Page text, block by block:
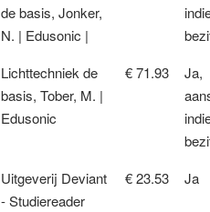
de basis, Jonker,
N. | Edusonic |
Lichttechniek de
basis, Tober, M. |
Edusonic
€ 71.93
Ja,
Uitgeverij Deviant
- Studiereader
€ 23.53 Ja